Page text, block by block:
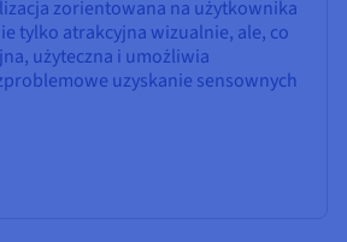
zorientowana na użytkownika
tylko atrakcyjna wizualnie, ale, co
użyteczna i umożliwia
uzyskanie sensownych